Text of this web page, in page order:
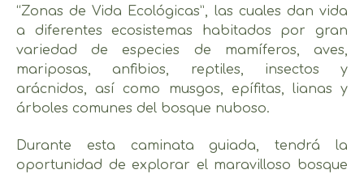
“Zonas de Vida Ecológicas”, las cuales dan vida
a diferentes ecosistemas habitados por gran
variedad de especies de mamíferos, aves,
mariposas, anfibios, reptiles, insectos y
arácnidos, así como musgos, epífitas, lianas y
árboles comunes del bosque nuboso.
Durante esta caminata guiada, tendrá la
oportunidad de explorar el maravilloso bosque